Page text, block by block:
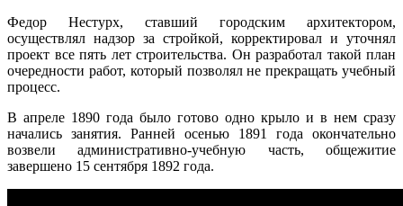
Федор Нестурх, ставший городским архитектором,
осуществлял надзор за стройкой, корректировал и уточнял
проект все пять лет строительства. Он разработал такой план
очередности работ, который позволял не прекращать учебный
процесс.
В апреле 1890 года было готово одно крыло и в нем сразу
начались занятия. Ранней осенью 1891 года окончательно
возвели административно-учебную часть, общежитие
завершено 15 сентября 1892 года.